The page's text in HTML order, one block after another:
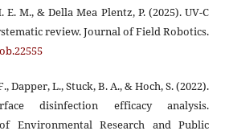
E. M., & Della Mea Plentz, P. (2025). UV-C
review. Journal of Field Robotics.
Dapper, L., Stuck, B. A., & Hoch, S. (2022).
disinfection efficacy analysis.
Environmental Research and Public